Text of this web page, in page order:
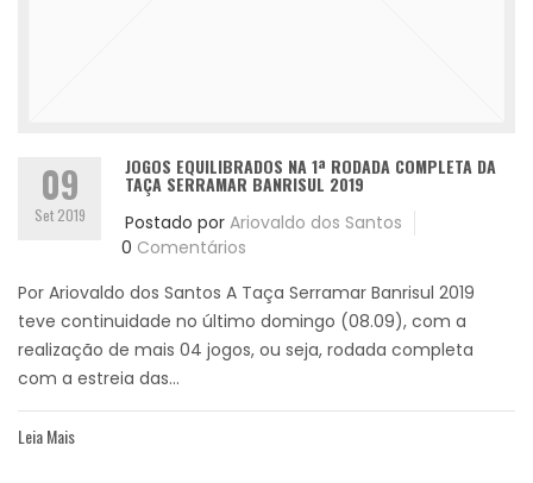
09
Set 2019
JOGOS EQUILIBRADOS NA 1ª RODADA COMPLETA DA
TAÇA SERRAMAR BANRISUL 2019
Postado por Ariovaldo dos Santos
0 Comentários
Por Ariovaldo dos Santos A Taça Serramar Banrisul 2019
teve continuidade no último domingo (08.09), com a
realização de mais 04 jogos, ou seja, rodada completa
com a estreia das...
Leia Mais